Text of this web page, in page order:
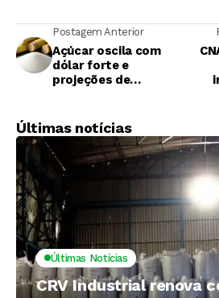
Postagem Anterior
Açúcar oscila com
dólar forte e
projeções de
fecha a 14,37 c/lb
Últimas notícias
Últimas Notícias
CRV Industrial renova